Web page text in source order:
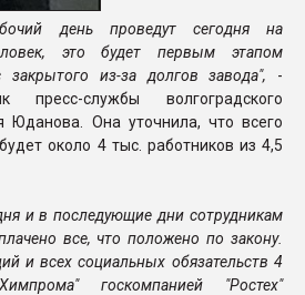
день проведут сегодня на
это будет первым этапом
закрытого из-за долгов завода", -
пресс-службы волгоградского
Юданова. Она уточнила, что всего
около 4 тыс. работников из 4,5
и в последующие дни сотрудникам
все, что положено по закону.
и всех социальных обязательств 4
госкомпанией "Ростех"